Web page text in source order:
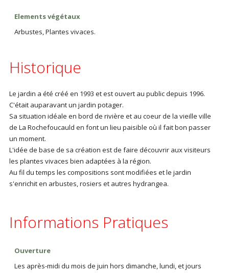
Elements végétaux
Arbustes, Plantes vivaces.
Historique
Le jardin a été créé en 1993 et est ouvert au public depuis 1996.
C'était auparavant un jardin potager.
Sa situation idéale en bord de rivière et au coeur de la vieille ville
de La Rochefoucauld en font un lieu paisible où il fait bon passer
un moment.
L'idée de base de sa création est de faire découvrir aux visiteurs
les plantes vivaces bien adaptées à la région.
Au fil du temps les compositions sont modifiées et le jardin
s'enrichit en arbustes, rosiers et autres hydrangea.
Informations Pratiques
Ouverture
Les après-midi du mois de juin hors dimanche, lundi, et jours